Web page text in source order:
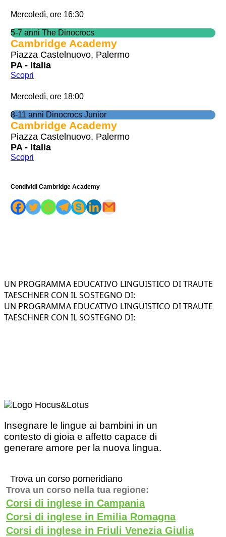
Mercoledì, ore 16:30
5-7 anni The Dinocrocs
Cambridge Academy
Piazza Castelnuovo, Palermo
PA - Italia
Scopri
Mercoledì, ore 18:00
8-11 anni Dinocrocs Junior
Cambridge Academy
Piazza Castelnuovo, Palermo
PA - Italia
Scopri
Condividi Cambridge Academy
UN PROGRAMMA EDUCATIVO LINGUISTICO DI TRAUTE
TAESCHNER CON IL SOSTEGNO DI:
UN PROGRAMMA EDUCATIVO LINGUISTICO DI TRAUTE
TAESCHNER CON IL SOSTEGNO DI:
Insegnare le lingue ai bambini in un
contesto di gioia e affetto capace di
generare amore per la nuova lingua.
Trova un corso pomeridiano
Trova un corso nella tua regione:
Corsi di inglese in Campania
Corsi di inglese in Emilia Romagna
Corsi di inglese in Friuli Venezia Giulia